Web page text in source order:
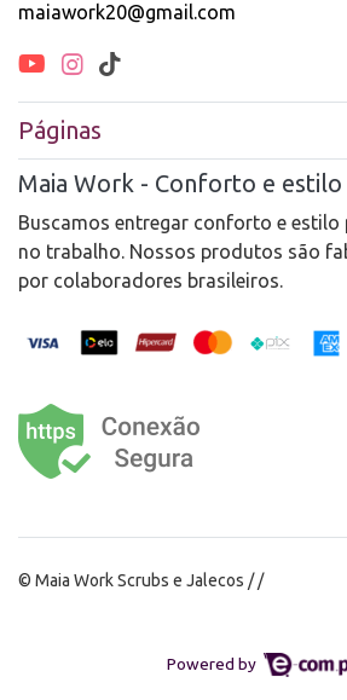
maiawork20@gmail.com
Páginas
Maia Work - Conforto e estilo
Buscamos entregar conforto e estilo
no trabalho. Nossos produtos são
por colaboradores brasileiros.
© Maia Work Scrubs e Jalecos / /
Powered by